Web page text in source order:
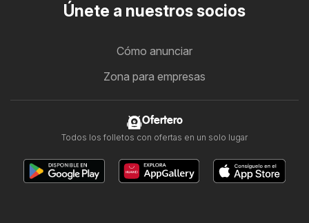
Únete a nuestros socios
Cómo anunciar
Zona para empresas
Ofertero
Todos los folletos con ofertas en un solo lugar